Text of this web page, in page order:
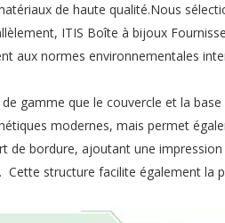
de haute qualité.Nous
ITIS Boîte à bijoux
aux normes environnementales
gamme que le couvercle et la
modernes, mais permet
bordure, ajoutant une
structure facilite également la